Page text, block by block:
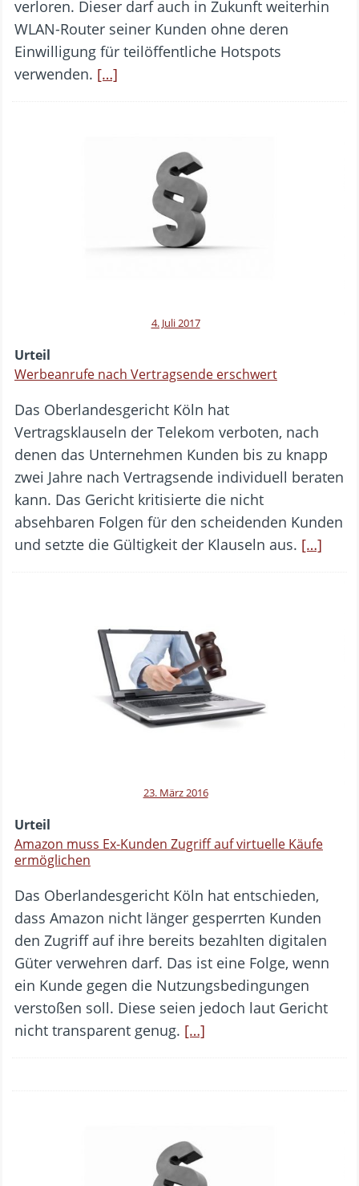
verloren. Dieser darf auch in Zukunft weiterhin
WLAN-Router seiner Kunden ohne deren
Einwilligung für teilöffentliche Hotspots
verwenden. […]
4. Juli 2017
Urteil
Werbeanrufe nach Vertragsende erschwert
Das Oberlandesgericht Köln hat
Vertragsklauseln der Telekom verboten, nach
denen das Unternehmen Kunden bis zu knapp
zwei Jahre nach Vertragsende individuell beraten
kann. Das Gericht kritisierte die nicht
absehbaren Folgen für den scheidenden Kunden
und setzte die Gültigkeit der Klauseln aus. […]
23. März 2016
Urteil
Amazon muss Ex-Kunden Zugriff auf virtuelle Käufe
ermöglichen
Das Oberlandesgericht Köln hat entschieden,
dass Amazon nicht länger gesperrten Kunden
den Zugriff auf ihre bereits bezahlten digitalen
Güter verwehren darf. Das ist eine Folge, wenn
ein Kunde gegen die Nutzungsbedingungen
verstoßen soll. Diese seien jedoch laut Gericht
nicht transparent genug. […]